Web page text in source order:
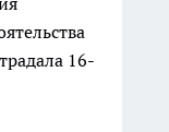
16-